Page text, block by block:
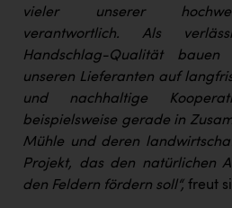
vieler unserer
verantwortlich. Als
Handschlag-Qualität
unseren Lieferanten auf
und nachhaltige
beispielsweise gerade in
Mühle und deren
Projekt, das den natürlichen
den Feldern fördern soll“, freut